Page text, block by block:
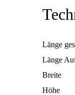
Länge
Länge
Breite
Höhe